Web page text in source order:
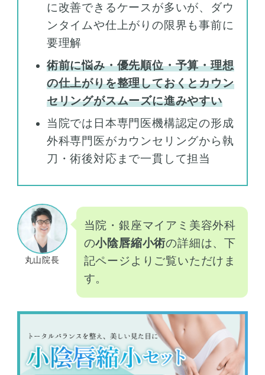
に改善できるケースが多いが、ダウ
ンタイムや仕上がりの限界も事前に
要理解
術前に悩み・優先順位・予算・理想
の仕上がりを整理しておくとカウン
セリングがスムーズに進みやすい
当院では日本専門医機構認定の形成
外科専門医がカウンセリングから執
刀・術後対応まで一貫して担当
丸山院長
当院・銀座マイアミ美容外科
の小陰唇縮小術の詳細は、下
記ページよりご覧いただけま
す。